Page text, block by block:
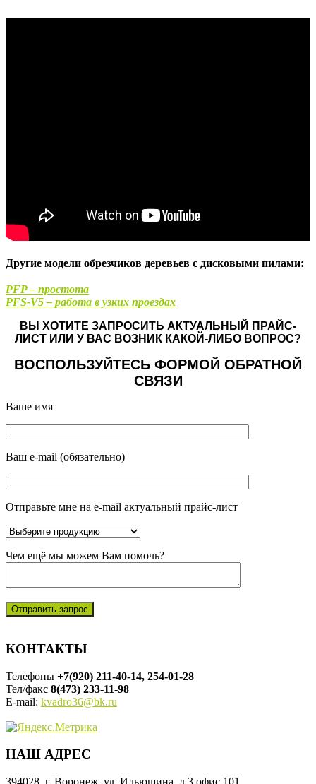
Другие модели обрезчиков деревьев с дисковыми пилами:
PFP – простота
PFS-V5 – работа в узких проездах
ВЫ ХОТИТЕ ЗАПРОСИТЬ АКТУАЛЬНЫЙ ПРАЙС-
ЛИСТ ИЛИ У ВАС ВОЗНИК КАКОЙ-ЛИБО ВОПРОС?
ВОСПОЛЬЗУЙТЕСЬ ФОРМОЙ ОБРАТНОЙ
СВЯЗИ
Ваше имя
Ваш e-mail (обязательно)
Отправьте мне на e-mail актуальный прайс-лист
Чем ещё мы можем Вам помочь?
КОНТАКТЫ
Телефоны +7(920) 211-40-14, 254-01-28
Тел/факс 8(473) 233-11-98
E-mail: kvadro36@bk.ru
НАШ АДРЕС